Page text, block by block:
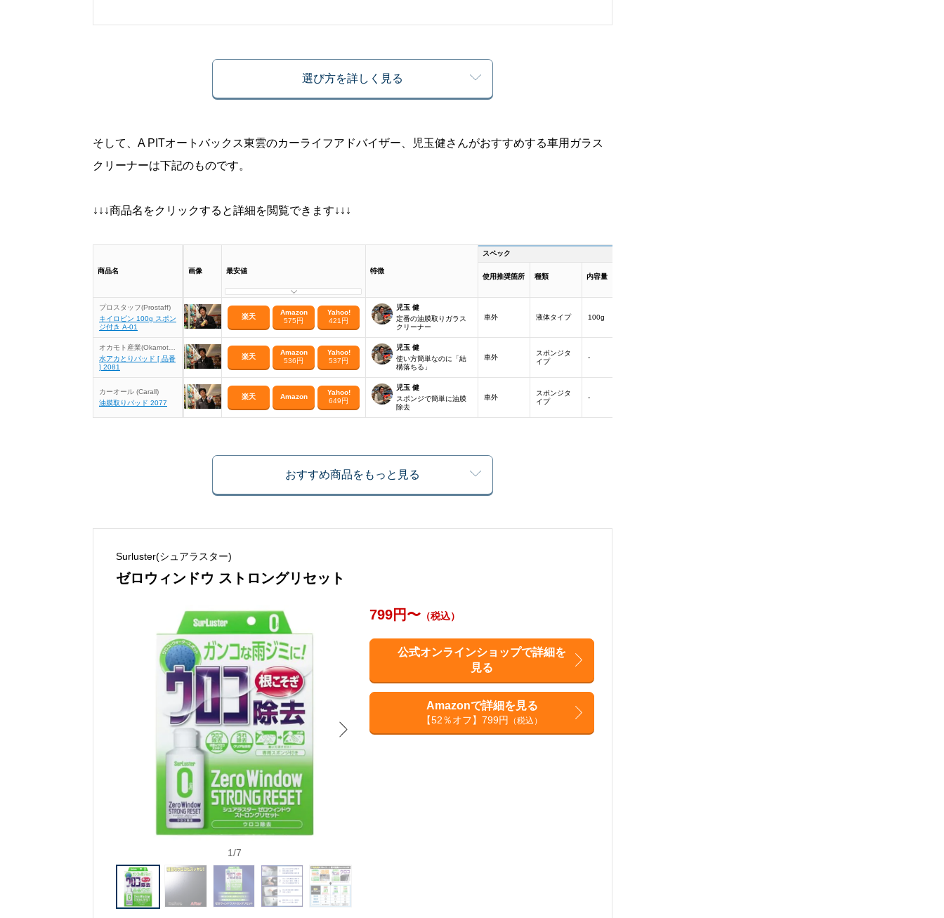
選び方を詳しく見る
そして、A PITオートバックス東雲のカーライフアドバイザー、児玉健さんがおすすめする車用ガラス
クリーナーは下記のものです。
↓↓↓商品名をクリックすると詳細を閲覧できます↓↓↓
商品名 画像 最安値 特徴
スペック
使用推奨箇所 種類 内容量
プロスタッフ(Prostaff)
キイロビン 100g スポン
ジ付き A-01
楽天
Amazon
575円
Yahoo!
421円
児玉 健
定番の油膜取りガラス
クリーナー
車外 液体タイプ 100g
オカモト産業(Okamoto
Sangyou)
水アカとりパッド [ 品番
] 2081
楽天
Amazon
536円
Yahoo!
537円
児玉 健
使い方簡単なのに「結
構落ちる」
車外
スポンジタ
イプ
-
カーオール (Carall)
油膜取りパッド 2077
楽天 Amazon
Yahoo!
649円
児玉 健
スポンジで簡単に油膜
除去
車外
スポンジタ
イプ
-
おすすめ商品をもっと見る
Surluster(シュアラスター)
ゼロウィンドウ ストロングリセット
1/7
799円〜 （税込）
公式オンラインショップで詳細を
見る
Amazonで詳細を見る
【52％オフ】799円 （税込）